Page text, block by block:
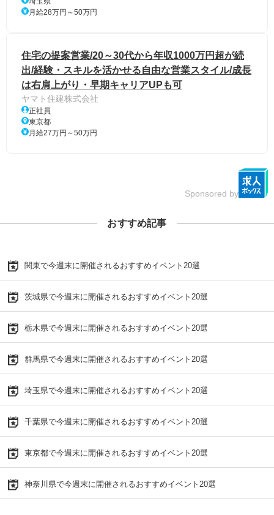
月給28万円～50万円
住宅の提案営業/20～30代から年収1000万円超が続
出/経験・スキルを活かせる自由な営業スタイル/成長
は右肩上がり・早期キャリアUPも可
ヤマト住建株式会社
正社員
東京都
月給27万円～50万円
Sponsored by
おすすめ記事
関東で今週末に開催されるおすすめイベント20選
茨城県で今週末に開催されるおすすめイベント20選
栃木県で今週末に開催されるおすすめイベント20選
群馬県で今週末に開催されるおすすめイベント20選
埼玉県で今週末に開催されるおすすめイベント20選
千葉県で今週末に開催されるおすすめイベント20選
東京都で今週末に開催されるおすすめイベント20選
神奈川県で今週末に開催されるおすすめイベント20選